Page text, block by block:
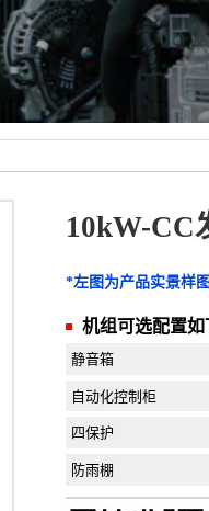
10kW-CC
*左图为产品实景样
机组可选配置如
静音箱
自动化控制柜
四保护
防雨棚